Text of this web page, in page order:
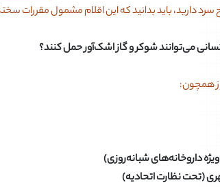
سرد دارید، باید بدانید که این اقلام مشمول مقررات
همچون:
داروخانه‌های شبانه‌روزی)
(تحت نظارت اتحادیه)